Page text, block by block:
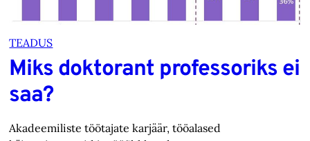
TEADUS
Miks doktorant professoriks ei
saa?
Akadeemiliste töötajate karjäär, tööalased